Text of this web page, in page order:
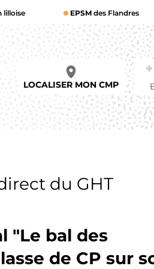
lilloise EPSM des Flandres
LOCALISER MON CMP
du GHT
"Le bal des
de CP sur